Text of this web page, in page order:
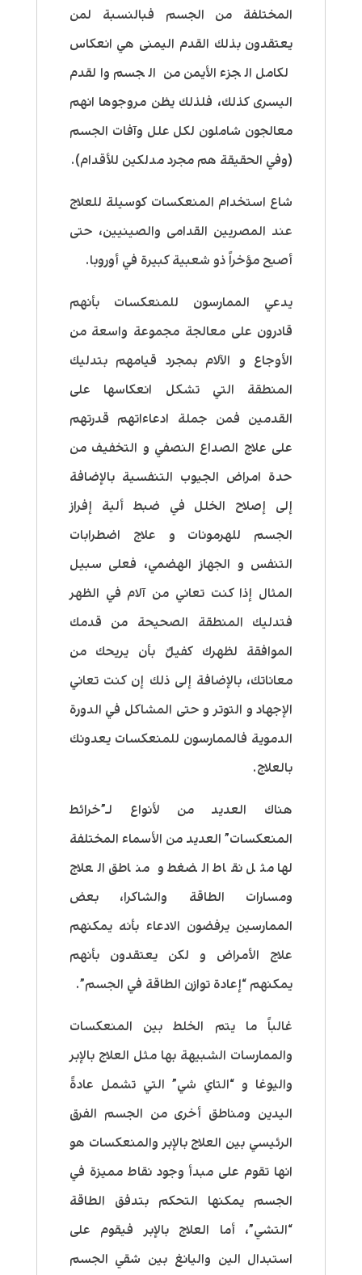
المختلفة من الجسم فبالنسبة لمن
يعتقدون بذلك القدم اليمنى هي انعكاس
لكامل الجزء الأيمن من الجسم والقدم
اليسرى كذلك، فلذلكيظن مروجوها انهم
معالجون شاملون لكل علل وآفات الجسم
(وفي الحقيقة هم مجرد مدلكين للأقدام).
شاع استخدام المنعكسات كوسيلة للعلاج
عند المصريين القدامى والصينيين، حتى
أصبح مؤخراً ذو شعبية كبيرة في أوروبا.
يدعي الممارسون للمنعكسات بأنهم
قادرون على معالجة مجموعة واسعة من
الأوجاع و الآلام بمجرد قيامهم بتدليك
المنطقة التي تشكل انعكاسها على
القدمين فمن جملة ادعاءاتهم قدرتهم
على علاج الصداع النصفي و التخفيف من
حدة امراض الجيوب التنفسية بالإضافة
إلى إصلاح الخلل في ضبط ألية إفراز
الجسم للهرمونات و علاج اضطرابات
التنفس و الجهاز الهضمي، فعلى سبيل
المثال إذا كنت تعاني من آلام في الظهر
فتدليك المنطقة الصحيحة من قدمك
الموافقة لظهرك كفيلٌ بأن يريحك من
معاناتك، بالإضافة إلى ذلك إن كنت تعاني
الإجهاد و التوتر و حتى المشاكل في الدورة
الدموية فالممارسون للمنعكسات يعدونك
بالعلاج.
هناك العديد من لأنواع لـ”خرائط
المنعكسات” العديد من الأسماء المختلفة
لها مثل نقاط الضغط و مناطق العلاج
ومسارات الطاقة والشاكرا، بعض
الممارسين يرفضون الادعاء بأنه يمكنهم
علاج الأمراض و لكن يعتقدون بأنهم
يمكنهم “إعادة توازن الطاقة في الجسم”.
غالباً ما يتم الخلط بين المنعكسات
والممارسات الشبيهة بها مثل العلاج بالإبر
واليوغا و “التاي شي” التي تشمل عادةً
اليدين ومناطق أخرى من الجسم الفرق
الرئيسي بين العلاج بالإبر والمنعكسات هو
انها تقوم على مبدأ وجود نقاط مميزة في
الجسم يمكنها التحكم بتدفق الطاقة
“التشي”، أما العلاج بالإبر فيقوم على
استبدال الين واليانغ بين شقي الجسم